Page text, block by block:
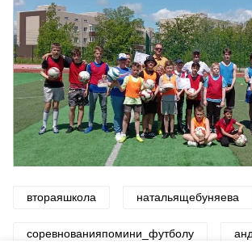
втораяшкола натальящебуняева
соревнованияпомини_футболу